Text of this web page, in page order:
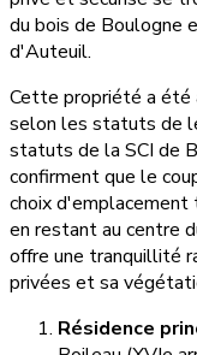
du bois de Boulogne
d'Auteuil.
Cette propriété a été
selon les statuts de
statuts de la SCI de
confirment que le
choix
en restant au centre
offre une tranquillité
privées et sa
Résidence